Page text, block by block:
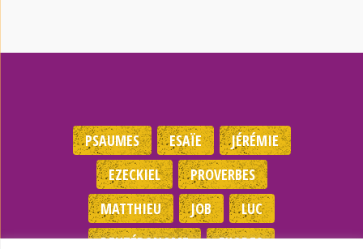
PSAUMES ESAÏE
JÉRÉMIE
EZECKIEL
PROVERBES
MATTHIEU
JOB
LUC
DEUTÉRONOME
EXODES